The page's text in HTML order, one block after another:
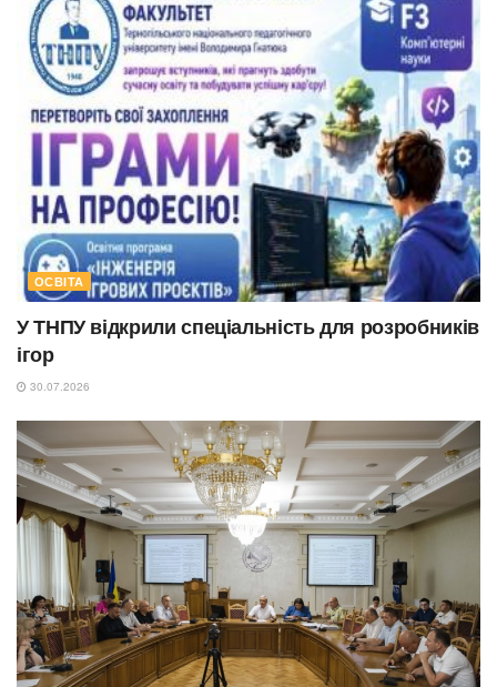
ОСВІТА
У ТНПУ відкрили спеціальність для розробників
ігор
30.07.2026